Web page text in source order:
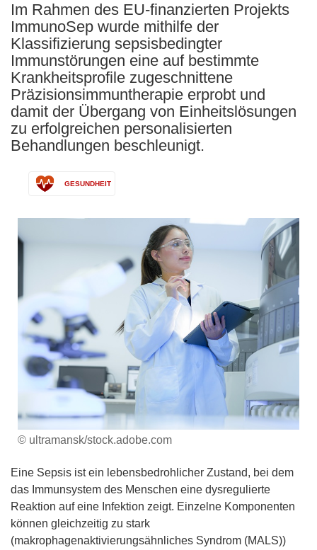
Im Rahmen des EU-finanzierten Projekts
ImmunoSep wurde mithilfe der
Klassifizierung sepsisbedingter
Immunstörungen eine auf bestimmte
Krankheitsprofile zugeschnittene
Präzisionsimmuntherapie erprobt und
damit der Übergang von Einheitslösungen
zu erfolgreichen personalisierten
Behandlungen beschleunigt.
GESUNDHEIT
© ultramansk/stock.adobe.com
Eine Sepsis ist ein lebensbedrohlicher Zustand, bei dem
das Immunsystem des Menschen eine dysregulierte
Reaktion auf eine Infektion zeigt. Einzelne Komponenten
können gleichzeitig zu stark
(makrophagenaktivierungsähnliches Syndrom (MALS))